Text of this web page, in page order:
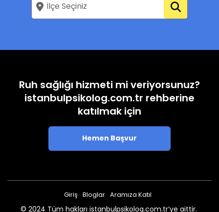
Ruh sağlığı hizmeti mi veriyorsunuz?
istanbulpsikolog.com.tr rehberine
katılmak için
Hemen Başvur
Giriş Bloglar Aramıza Katıl
© 2024 Tüm hakları istanbulpsikolog.com.tr’ye aittir.